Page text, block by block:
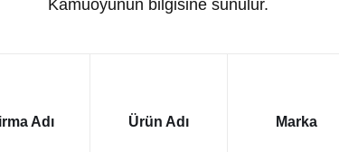
Kamuoyunun bilgisine sunulur.
Adı Ürün Adı Marka